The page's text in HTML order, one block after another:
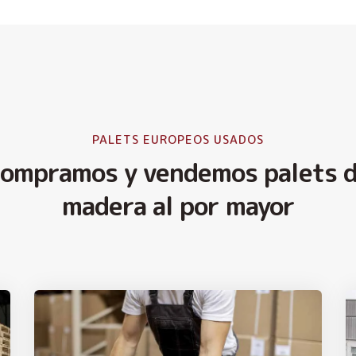
PALETS EUROPEOS USADOS
y vendemos palets
madera al por mayor